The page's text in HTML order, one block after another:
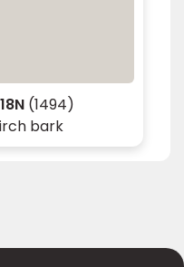
(1494)
bark